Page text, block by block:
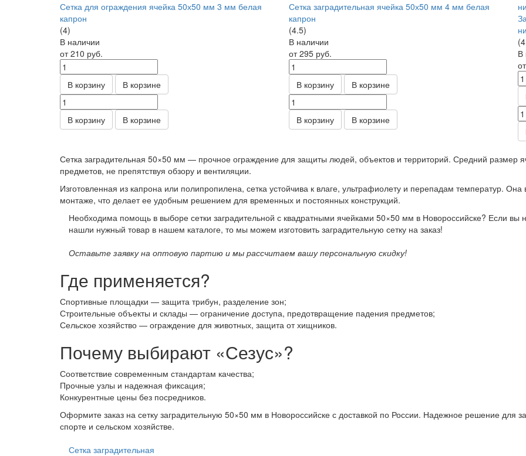
Сетка для ограждения ячейка 50х50 мм 3 мм белая
капрон
(4)
В наличии
от 210 руб.
В корзину В корзине
В корзину В корзине
Сетка заградительная ячейка 50х50 мм 4 мм белая
капрон
(4.5)
В наличии
от 295 руб.
В корзину В корзине
В корзину В корзине
В
Сетка заградительная 50×50 мм — прочное ограждение для защиты людей, объектов и территорий. Средний размер
предметов, не препятствуя обзору и вентиляции.
Изготовленная из капрона или полипропилена, сетка устойчива к влаге, ультрафиолету и перепадам температур.
монтаже, что делает ее удобным решением для временных и постоянных конструкций.
Необходима помощь в выборе сетки заградительной с квадратными ячейками 50×50 мм в Новороссийске? Если вы
нашли нужный товар в нашем каталоге, то мы можем изготовить заградительную сетку на заказ!
Оставьте заявку на оптовую партию и мы рассчитаем вашу персональную скидку!
Где применяется?
Спортивные площадки — защита трибун, разделение зон;
Строительные объекты и склады — ограничение доступа, предотвращение падения предметов;
Сельское хозяйство — ограждение для животных, защита от хищников.
Почему выбирают «Сезус»?
Соответствие современным стандартам качества;
Прочные узлы и надежная фиксация;
Конкурентные цены без посредников.
Оформите заказ на сетку заградительную 50×50 мм в Новороссийске с доставкой по России. Надежное решение для
спорте и сельском хозяйстве.
Сетка заградительная